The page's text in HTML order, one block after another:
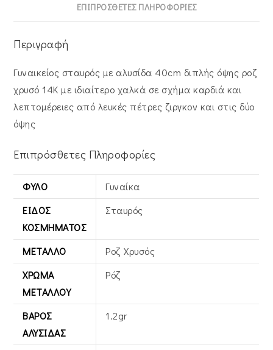
ΕΠΙΠΡΌΣΘΕΤΕΣ ΠΛΗΡΟΦΟΡΊΕΣ
Περιγραφή
Γυναικείος σταυρός με αλυσίδα 40cm διπλής όψης ροζ
χρυσό 14K με ιδιαίτερο χαλκά σε σχήμα καρδιά και
λεπτομέρειες από λευκές πέτρες ζιργκον και στις δύο
όψης
Επιπρόσθετες Πληροφορίες
ΦΎΛΟ
Γυναίκα
ΕΊΔΟΣ
ΚΟΣΜΉΜΑΤΟΣ
Σταυρός
ΜΈΤΑΛΛΟ
Ροζ Χρυσός
ΧΡΏΜΑ
ΜΕΤΆΛΛΟΥ
Ρόζ
ΒΆΡΟΣ
ΑΛΥΣΊΔΑΣ
1.2gr